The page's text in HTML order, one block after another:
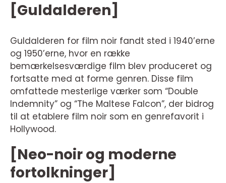
[Guldalderen]
Guldalderen for film noir fandt sted i 1940’erne
og 1950’erne, hvor en række
bemærkelsesværdige film blev produceret og
fortsatte med at forme genren. Disse film
omfattede mesterlige værker som “Double
Indemnity” og “The Maltese Falcon”, der bidrog
til at etablere film noir som en genrefavorit i
Hollywood.
[Neo-noir og moderne
fortolkninger]